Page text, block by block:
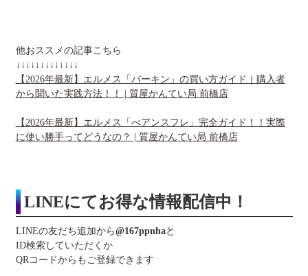
他おススメの記事こちら
↓↓↓↓↓↓↓↓↓↓↓↓↓
【2026年最新】エルメス「バーキン」の買い方ガイド｜購入者
から聞いた実践方法！！ | 質屋かんてい局 前橋店
【2026年最新】エルメス「べアンスフレ」完全ガイド！！実際
に使い勝手ってどうなの？ | 質屋かんてい局 前橋店
LINEにてお得な情報配信中！
LINEの友だち追加から@167ppnhaと
ID検索していただくか
QRコードからもご登録できます